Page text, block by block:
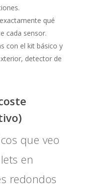
qué
cada sensor.
con el kit básico y
detector de
que veo
en
redondos